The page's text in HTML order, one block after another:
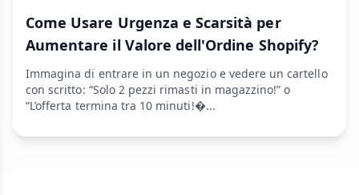
Come Usare Urgenza e Scarsità per
Aumentare il Valore dell'Ordine Shopify?
Immagina di entrare in un negozio e vedere un cartello
con scritto: “Solo 2 pezzi rimasti in magazzino!” o
“L’offerta termina tra 10 minuti!�...